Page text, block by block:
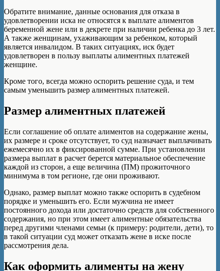
Обратите внимание, данные основания для отказа в
удовлетворении иска не относятся к выплате алиментов
беременной жене или в декрете при наличии ребенка до 3 лет.
А также женщинам, ухаживающим за ребенком, который
является инвалидом. В таких ситуациях, иск будет
удовлетворен в пользу выплаты алиментных платежей
женщине.
Кроме того, всегда можно оспорить решение суда, и тем
самым уменьшить размер алиментных платежей.
Размер алиментных платежей
Если соглашение об оплате алиментов на содержание жены,
их размере и сроке отсутствует, то суд назначает выплачивать
ежемесячно их в фиксированной сумме. При установлении
размера выплат в расчет берется материальное обеспечение
каждой из сторон, а еще величина (ПМ) прожиточного
минимума в том регионе, где они проживают.
Однако, размер выплат можно также оспорить в судебном
порядке и уменьшить его. Если мужчина не имеет
постоянного дохода или достаточно средств для собственного
содержания, но при этом имеет алиментные обязательства
перед другими членами семьи (к примеру: родители, дети), то
в такой ситуации суд может отказать жене в иске после
рассмотрения дела.
Как оформить алименты на жену